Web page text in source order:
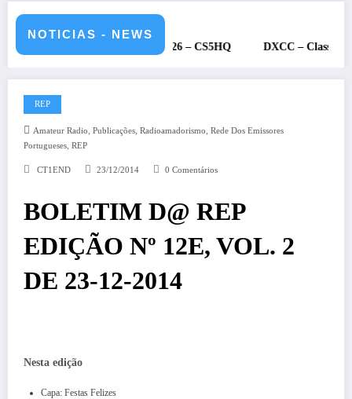
NOTICIAS - NEWS
– 11 e 12 de julho de 2026 – CS5HQ DXCC – Classificação
REP
Amateur Radio Publicações, Radioamadorismo
Rede Dos Emissores
Portugueses REP
CT1END 23/12/2014 0 Comentários
BOLETIM D@ REP
EDIÇÃO Nº 12E, VOL. 2
DE 23-12-2014
Nesta edição
Capa: Festas Felizes